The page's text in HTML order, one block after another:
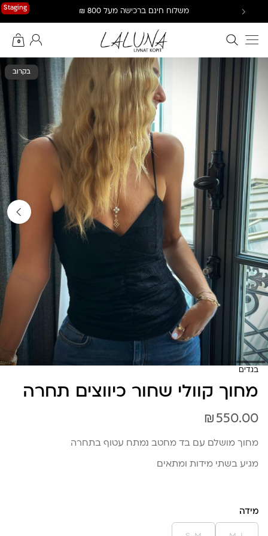
Staging משלוח חינם ברכישה מעל 800 ₪
חיפוש באתר
0
החשבון שלי
בקרוב
בגדים
מחוך קוולי שחור כיווצים תחרה
₪ 550.00
מחוך מושלם עם בד מחטב נמתח עטוף בתחרה
מגיע בשתי מידות ומתאים
מידה